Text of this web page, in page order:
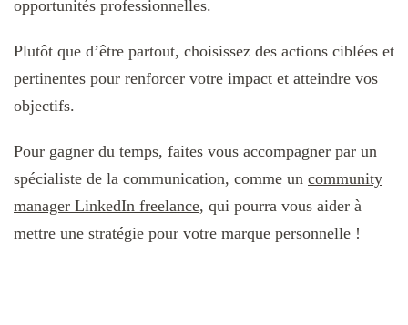
opportunités professionnelles.
Plutôt que d’être partout, choisissez des actions ciblées et
pertinentes pour renforcer votre impact et atteindre vos
objectifs.
Pour gagner du temps, faites vous accompagner par un
spécialiste de la communication, comme un community
manager LinkedIn freelance, qui pourra vous aider à
mettre une stratégie pour votre marque personnelle !